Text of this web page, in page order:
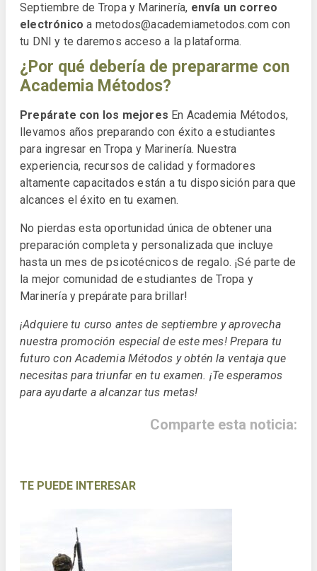
Septiembre de Tropa y Marinería, envía un correo
electrónico a metodos@academiametodos.com con
tu DNI y te daremos acceso a la plataforma.
¿Por qué debería de prepararme con
Academia Métodos?
Prepárate con los mejores En Academia Métodos,
llevamos años preparando con éxito a estudiantes
para ingresar en Tropa y Marinería. Nuestra
experiencia, recursos de calidad y formadores
altamente capacitados están a tu disposición para que
alcances el éxito en tu examen.
No pierdas esta oportunidad única de obtener una
preparación completa y personalizada que incluye
hasta un mes de psicotécnicos de regalo. ¡Sé parte de
la mejor comunidad de estudiantes de Tropa y
Marinería y prepárate para brillar!
¡Adquiere tu curso antes de septiembre y aprovecha
nuestra promoción especial de este mes! Prepara tu
futuro con Academia Métodos y obtén la ventaja que
necesitas para triunfar en tu examen. ¡Te esperamos
para ayudarte a alcanzar tus metas!
Comparte esta noticia:
TE PUEDE INTERESAR